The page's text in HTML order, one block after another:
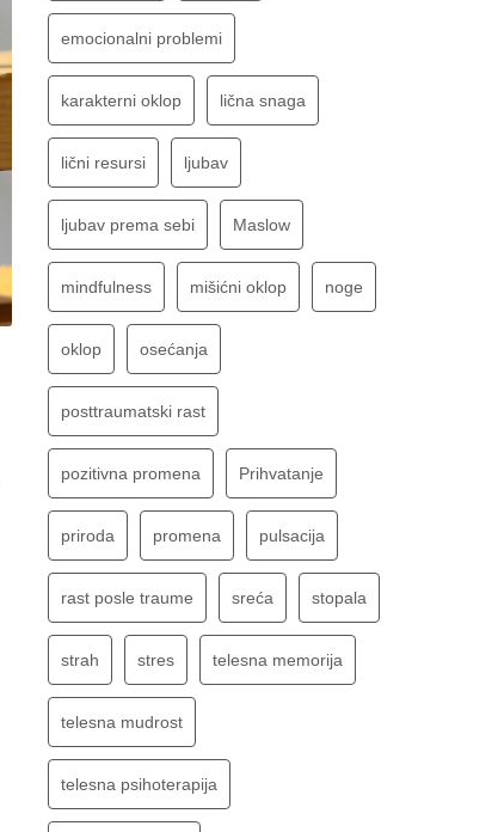
emocionalni problemi
karakterni oklop lična snaga
lični resursi ljubav
ljubav prema sebi Maslow
mindfulness mišićni oklop noge
oklop osećanja
posttraumatski rast
pozitivna promena Prihvatanje
priroda promena pulsacija
rast posle traume sreća stopala
strah stres telesna memorija
telesna mudrost
telesna psihoterapija